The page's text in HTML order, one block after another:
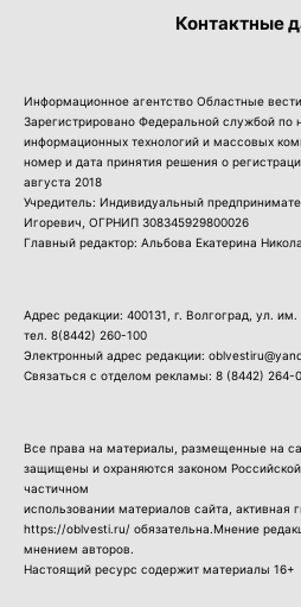
Контактные
Информационное агентство Областные вести
Зарегистрировано Федеральной службой по
информационных технологий и массовых
номер и дата принятия решения о
августа 2018
Учредитель: Индивидуальный
Игоревич, ОГРНИП 308345929800026
Главный редактор: Альбова Екатерина
Адрес редакции: 400131, г. Волгоград, ул.
тел. 8(8442) 260-100
Электронный адрес редакции:
Связаться с отделом рекламы: 8 (8442) 264-
Все права на материалы, размещенные на
защищены и охраняются законом
частичном
использовании материалов сайта, активная
https://oblvesti.ru/ обязательна.Мнение
мнением авторов.
Настоящий ресурс содержит материалы 16+